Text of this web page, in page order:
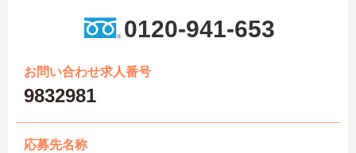
0120-941-653
お問い合わせ求人番号
9832981
応募先名称